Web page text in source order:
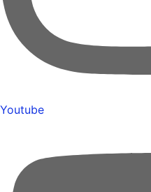
Youtube